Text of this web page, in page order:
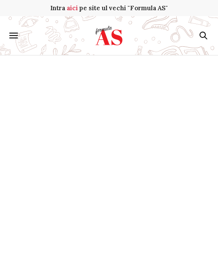
Intra aicipe site ul vechi "Formula AS"